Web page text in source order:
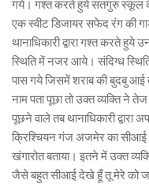
गये। गश्त करते हुये सतगुरु स्कूल
एक स्वीट डिजायर सफेद रंग की
थानाधिकारी द्वारा गश्त करते
स्थिति में नजर आये। संदिग्ध
पास गये जिसमें शराब की बुदबु आई
नाम पता पूछा तो उक्त व्यक्ति ने
पूछने वाले तब थानाधिकारी द्वारा
क्रिश्चियन गंज अजमेर का सीआई
खंगारोत बताया। इतने में उक्त
जैसे बहुत सीआई देखे हूँ तू मेरे को